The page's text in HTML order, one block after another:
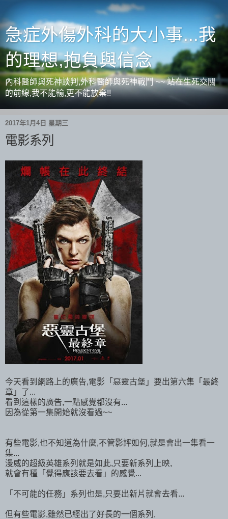
急症外傷外科的大小事...我
的理想,抱負與信念
內科醫師與死神談判,外科醫師與死神戰鬥 ~~ 站在生死交關
的前線,我不能輸,更不能放棄!!
2017年1月4日 星期三
電影系列
今天看到網路上的廣告,電影「惡靈古堡」要出第六集「最終
章」了...
看到這樣的廣告,一點感覺都沒有...
因為從第一集開始就沒看過~~
有些電影,也不知道為什麼,不管影評如何,就是會出一集看一
集...
漫威的超級英雄系列就是如此,只要新系列上映,
就會有種「覺得應該要去看」的感覺...
「不可能的任務」系列也是,只要出新片就會去看...
但有些電影,雖然已經出了好長的一個系列,